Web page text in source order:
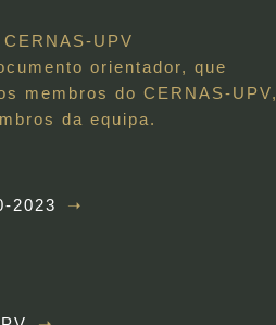
UPV
orientador, que
membros do CERNAS-UPV,
da equipa.
2023